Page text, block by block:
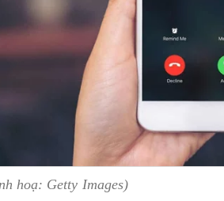
hoạ: Getty Images)